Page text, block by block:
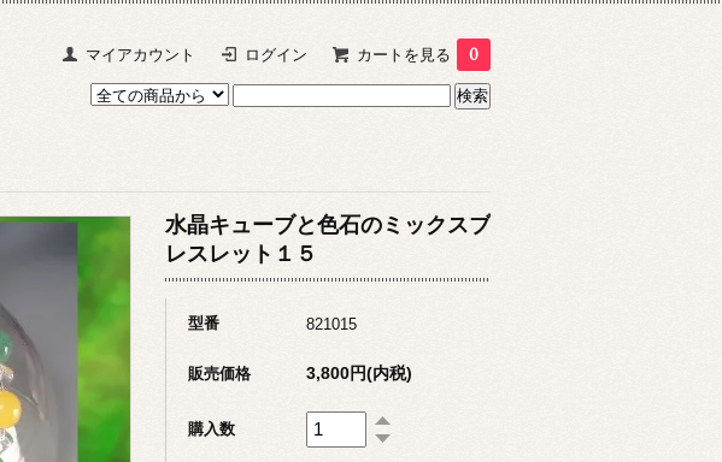
マイアカウント ログイン カートを見る 0
水晶キューブと色石のミックスブ
レスレット１５
型番 821015
販売価格 3,800円(内税)
購入数